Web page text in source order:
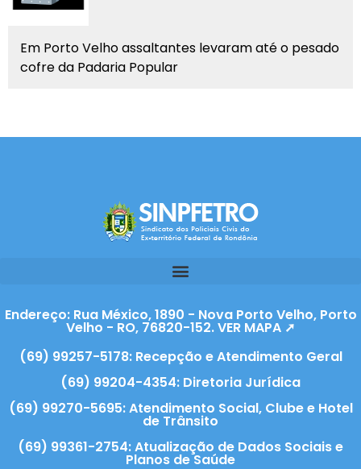
Em Porto Velho assaltantes levaram até o pesado
cofre da Padaria Popular
Endereço: Rua México, 1890 - Nova Porto Velho, Porto
Velho - RO, 76820-152. VER MAPA ➚
(69) 99257-5178: Recepção e Atendimento Geral
(69) 99204-4354: Diretoria Jurídica
(69) 99270-5695: Atendimento Social, Clube e Hotel
de Trânsito
(69) 99361-2754: Atualização de Dados Sociais e
Planos de Saúde